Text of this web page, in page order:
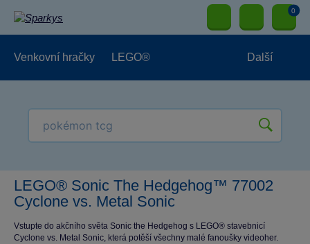
0
Venkovní hračky LEGO® Další
LEGO® Sonic The Hedgehog™ 77002
Cyclone vs. Metal Sonic
Vstupte do akčního světa Sonic the Hedgehog s LEGO® stavebnicí
Cyclone vs. Metal Sonic, která potěší všechny malé fanoušky videoher.